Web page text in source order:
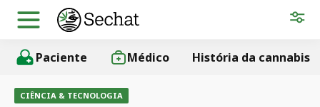
Paciente Médico História da cannabis
CIÊNCIA & TECNOLOGIA